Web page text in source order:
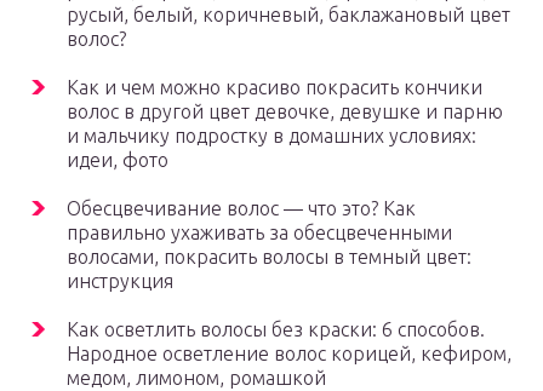
русый, белый, коричневый, баклажановый цвет
волос?
Как и чем можно красиво покрасить кончики
волос в другой цвет девочке, девушке и парню
и мальчику подростку в домашних условиях:
идеи, фото
Обесцвечивание волос — что это? Как
правильно ухаживать за обесцвеченными
волосами, покрасить волосы в темный цвет:
инструкция
Как осветлить волосы без краски: 6 способов.
Народное осветление волос корицей, кефиром,
медом, лимоном, ромашкой